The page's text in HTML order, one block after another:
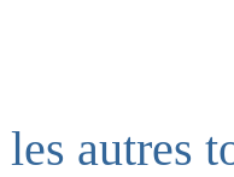
les autres